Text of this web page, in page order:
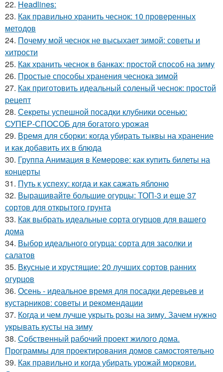
22. Headlines:
23. Как правильно хранить чеснок: 10 проверенных
методов
24. Почему мой чеснок не высыхает зимой: советы и
хитрости
25. Как хранить чеснок в банках: простой способ на зиму
26. Простые способы хранения чеснока зимой
27. Как приготовить идеальный соленый чеснок: простой
рецепт
28. Секреты успешной посадки клубники осенью:
СУПЕР-СПОСОБ для богатого урожая
29. Время для сборки: когда убирать тыквы на хранение
и как добавить их в блюда
30. Группа Анимация в Кемерове: как купить билеты на
концерты
31. Путь к успеху: когда и как сажать яблоню
32. Выращивайте большие огурцы: ТОП-3 и еще 37
сортов для открытого грунта
33. Как выбрать идеальные сорта огурцов для вашего
дома
34. Выбор идеального огурца: сорта для засолки и
салатов
35. Вкусные и хрустящие: 20 лучших сортов ранних
огурцов
36. Осень - идеальное время для посадки деревьев и
кустарников: советы и рекомендации
37. Когда и чем лучше укрыть розы на зиму. Зачем нужно
укрывать кусты на зиму
38. Собственный рабочий проект жилого дома.
Программы для проектирования домов самостоятельно
39. Как правильно и когда убирать урожай моркови.